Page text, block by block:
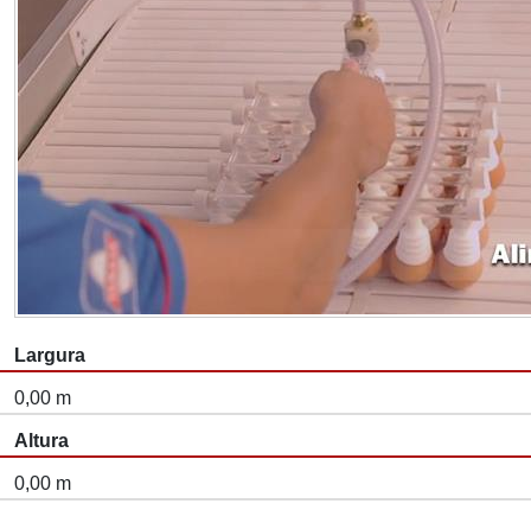
Largura
0,00 m
Altura
0,00 m